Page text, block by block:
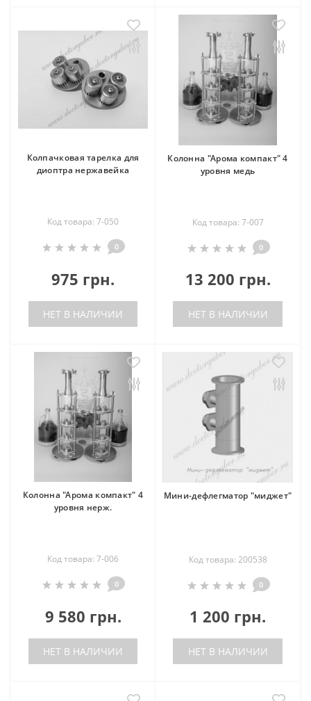
Колпачковая тарелка для
диоптра нержавейка
Код товара: 7-050
0
975 грн.
НЕТ В НАЛИЧИИ
Колонна "Арома компакт" 4
уровня медь
Код товара: 7-007
0
13 200 грн.
НЕТ В НАЛИЧИИ
Колонна "Арома компакт" 4
уровня нерж.
Код товара: 7-006
0
9 580 грн.
НЕТ В НАЛИЧИИ
Мини-дефлегматор "миджет"
Код товара: 200538
0
1 200 грн.
НЕТ В НАЛИЧИИ